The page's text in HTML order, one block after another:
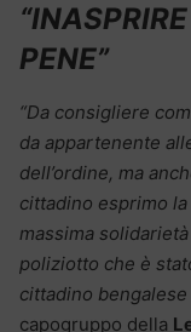
PENE”
“Da consigliere
da appartenente
dell’ordine, ma
cittadino esprimo la
massima
poliziotto che è
cittadino bengalese
capogruppo della